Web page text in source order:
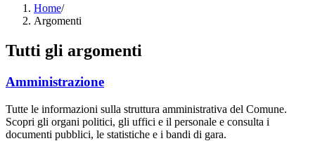
Home/
Argomenti
Tutti gli argomenti
Amministrazione
Tutte le informazioni sulla struttura amministrativa del Comune.
Scopri gli organi politici, gli uffici e il personale e consulta i
documenti pubblici, le statistiche e i bandi di gara.